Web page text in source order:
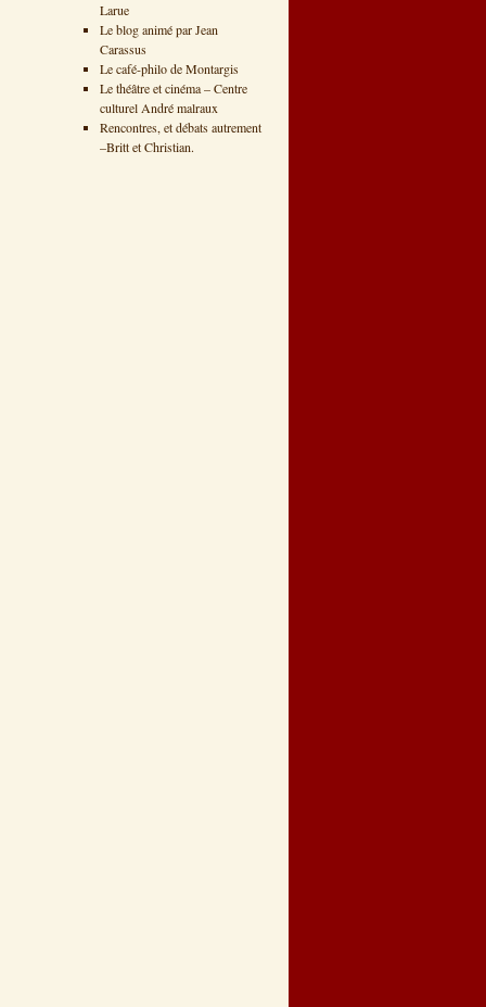
Larue
Le blog animé par Jean
Carassus
Le café-philo de Montargis
Le théâtre et cinéma – Centre
culturel André malraux
Rencontres, et débats autrement
–Britt et Christian.